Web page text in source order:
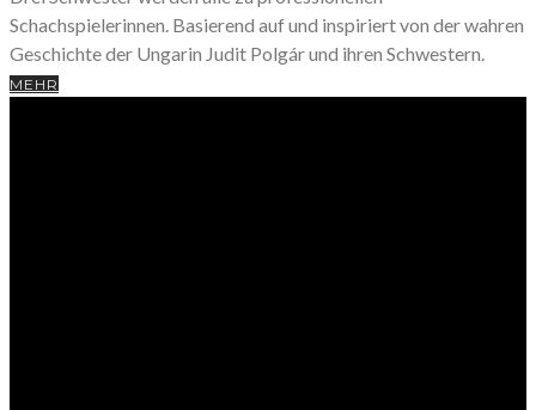
Schachspielerinnen. Basierend auf und inspiriert von der wahren
Geschichte der Ungarin Judit Polgár und ihren Schwestern.
MEHR